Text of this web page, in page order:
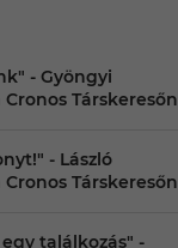
- Gyöngyi
Társkeresőn
- László
Társkeresőn
találkozás" -